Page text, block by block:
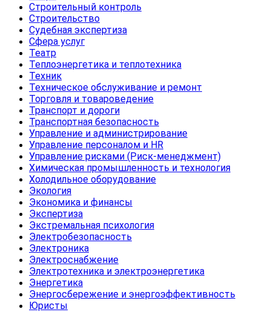
Строительный контроль
Строительство
Судебная экспертиза
Сфера услуг
Театр
Теплоэнергетика и теплотехника
Техник
Техническое обслуживание и ремонт
Торговля и товароведение
Транспорт и дороги
Транспортная безопасность
Управление и администрирование
Управление персоналом и HR
Управление рисками (Риск-менеджмент)
Химическая промышленность и технология
Холодильное оборудование
Экология
Экономика и финансы
Экспертиза
Экстремальная психология
Электробезопасность
Электроника
Электроснабжение
Электротехника и электроэнергетика
Энергетика
Энергосбережение и энергоэффективность
Юристы